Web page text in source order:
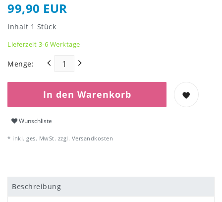
99,90 EUR
Inhalt 1 Stück
Lieferzeit 3-6 Werktage
Menge:
In den Warenkorb
Wunschliste
* inkl. ges. MwSt. zzgl. Versandkosten
Beschreibung